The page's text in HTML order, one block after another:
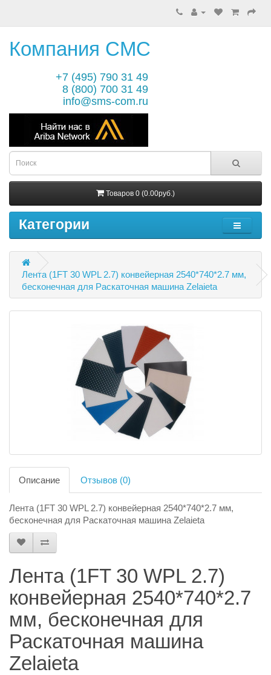
Компания СМС
+7 (495) 790 31 49
8 (800) 700 31 49
info@sms-com.ru
Товаров 0 (0.00руб.)
Категории
Лента (1FT 30 WPL 2.7) конвейерная 2540*740*2.7 мм,
бесконечная для Раскаточная машина Zelaieta
Описание Отзывов (0)
Лента (1FT 30 WPL 2.7) конвейерная 2540*740*2.7 мм,
бесконечная для Раскаточная машина Zelaieta
Лента (1FT 30 WPL 2.7)
конвейерная 2540*740*2.7
мм, бесконечная для
Раскаточная машина
Zelaieta